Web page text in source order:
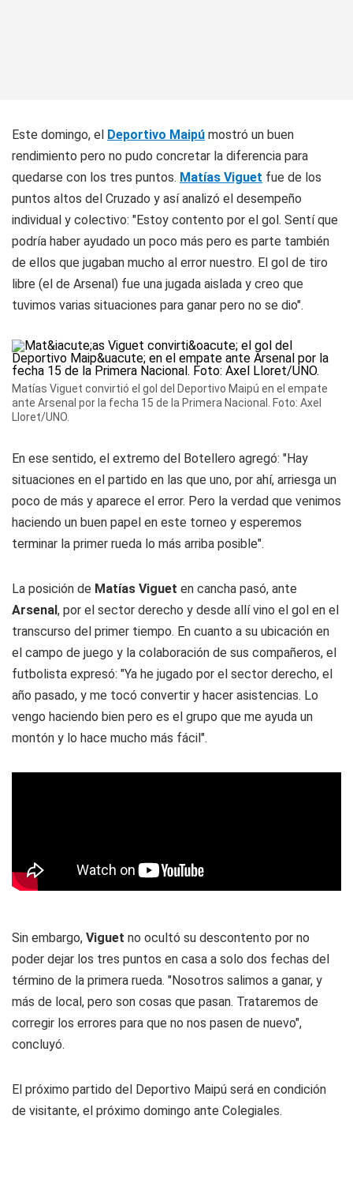
Este domingo, el Deportivo Maipú mostró un buen
rendimiento pero no pudo concretar la diferencia para
quedarse con los tres puntos. Matías Viguet fue de los
puntos altos del Cruzado y así analizó el desempeño
individual y colectivo: "Estoy contento por el gol. Sentí que
podría haber ayudado un poco más pero es parte también
de ellos que jugaban mucho al error nuestro. El gol de tiro
libre (el de Arsenal) fue una jugada aislada y creo que
tuvimos varias situaciones para ganar pero no se dio".
Matías Viguet convirtió el gol del Deportivo Maipú en el empate
ante Arsenal por la fecha 15 de la Primera Nacional. Foto: Axel
Lloret/UNO.
En ese sentido, el extremo del Botellero agregó: "Hay
situaciones en el partido en las que uno, por ahí, arriesga un
poco de más y aparece el error. Pero la verdad que venimos
haciendo un buen papel en este torneo y esperemos
terminar la primer rueda lo más arriba posible".
La posición de Matías Viguet en cancha pasó, ante
Arsenal, por el sector derecho y desde allí vino el gol en el
transcurso del primer tiempo. En cuanto a su ubicación en
el campo de juego y la colaboración de sus compañeros, el
futbolista expresó: "Ya he jugado por el sector derecho, el
año pasado, y me tocó convertir y hacer asistencias. Lo
vengo haciendo bien pero es el grupo que me ayuda un
montón y lo hace mucho más fácil".
Sin embargo, Viguet no ocultó su descontento por no
poder dejar los tres puntos en casa a solo dos fechas del
término de la primera rueda. "Nosotros salimos a ganar, y
más de local, pero son cosas que pasan. Trataremos de
corregir los errores para que no nos pasen de nuevo",
concluyó.
El próximo partido del Deportivo Maipú será en condición
de visitante, el próximo domingo ante Colegiales.